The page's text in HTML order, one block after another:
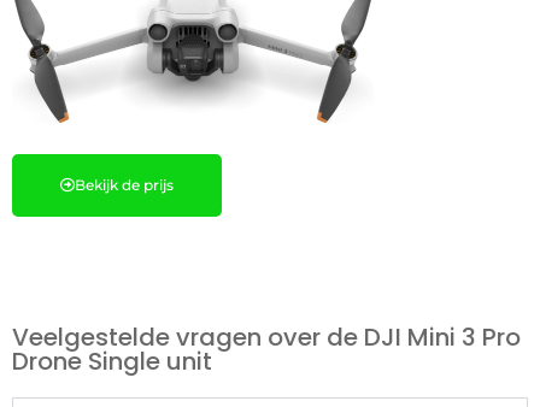
Bekijk de prijs
Veelgestelde vragen over de DJI Mini 3 Pro
Drone Single unit